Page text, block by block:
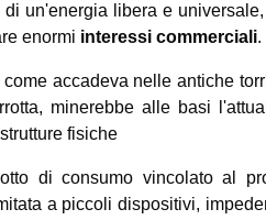
di un'energia libera e
enormi interessi commerciali.
come accadeva nelle antiche
minerebbe alle basi
fisiche
di consumo vincolato al
a piccoli dispositivi,